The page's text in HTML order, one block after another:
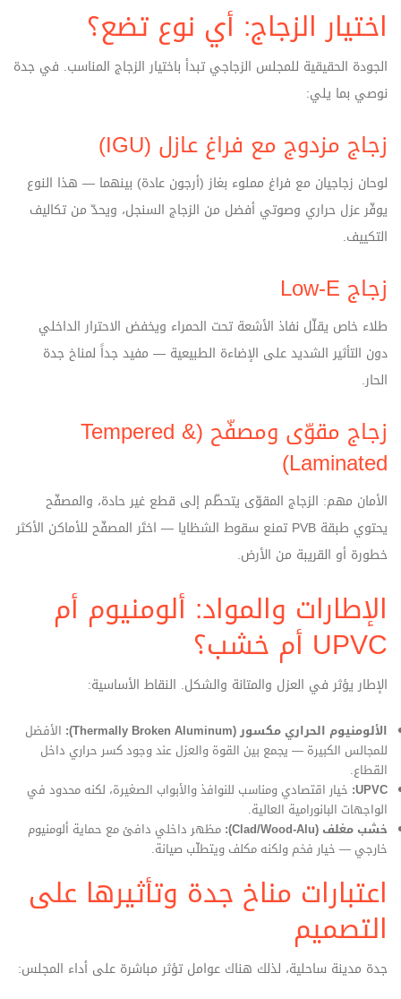
اختيار الزجاج: أي نوع تضع؟
الجودة الحقيقية للمجلس الزجاجي تبدأ باختيار الزجاج المناسب. في جدة
نوصي بما يلي:
زجاج مزدوج مع فراغ عازل (IGU)
لوحان زجاجيان مع فراغ مملوء بغاز (أرجون عادة) بينهما — هذا النوع
يوفّر عزل حراري وصوتي أفضل من الزجاج السنجل، ويحدّ من تكاليف
التكييف.
زجاج Low‑E
طلاء خاص يقلّل نفاذ الأشعة تحت الحمراء ويخفض الاحترار الداخلي
دون التأثير الشديد على الإضاءة الطبيعية — مفيد جداً لمناخ جدة
الحار.
زجاج مقوّى ومصفّح (Tempered &
Laminated)
الأمان مهم: الزجاج المقوّى يتحطّم إلى قطع غير حادة، والمصفّح
يحتوي طبقة PVB تمنع سقوط الشظايا — اختَر المصفّح للأماكن الأكثر
خطورة أو القريبة من الأرض.
الإطارات والمواد: ألومنيوم أم
UPVC أم خشب؟
الإطار يؤثر في العزل والمتانة والشكل. النقاط الأساسية:
الألومنيوم الحراري مكسور (Thermally Broken Aluminum):
الأفضل
للمجالس الكبيرة — يجمع بين القوة والعزل عند وجود كسر حراري داخل
القطاع.
UPVC: خيار اقتصادي ومناسب للنوافذ والأبواب الصغيرة، لكنه محدود في
الواجهات البانورامية العالية.
خشب مغلف (Clad/Wood‑Alu):
مظهر داخلي دافئ مع حماية ألومنيوم
خارجي — خيار فخم ولكنه مكلف ويتطلّب صيانة.
اعتبارات مناخ جدة وتأثيرها على
التصميم
جدة مدينة ساحلية، لذلك هناك عوامل تؤثر مباشرة على أداء المجلس: